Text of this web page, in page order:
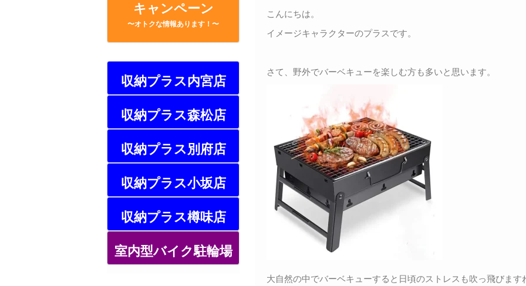
キャンペーン
〜オトクな情報あります！〜
収納プラス内宮店
収納プラス森松店
収納プラス別府店
収納プラス小坂店
収納プラス樽味店
室内型バイク駐輪場
こんにちは。
イメージキャラクターのプラスです。
さて、野外でバーベキューを楽しむ方も多いと思います。
大自然の中でバーベキューすると日頃のストレスも吹っ飛びます